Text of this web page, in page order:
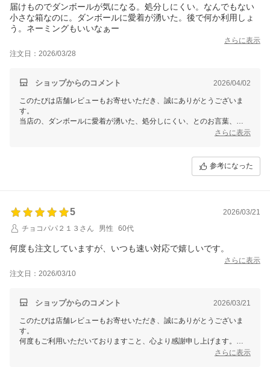
副店長 さちこ
届けものでダンボールが気になる。処分しにくい。なんでもない
小さな箱なのに。ダンボールに愛着が湧いた。後で何か利用しょ
う。ネーミングもいいなぁー
さらに表示
注文日：2026/03/28
ショップからのコメント 2026/04/02
このたびは店舗レビューもお寄せいただき、誠にありがとうございま
す。
当店の、ダンボールに愛着が湧いた、処分しにくい、とのお言葉、
ネーミング、長く繋がり そばにいる！そば研」の想いが届きましたこ
いです。
ありがとうございます。
副店長 さちこ
さらに表示
参考になった
5
2026/03/21
チョコパパ２１３さん
男性 60代
何度も注文していますが、いつも速い対応で嬉しいです。
さらに表示
注文日：2026/03/10
ショップからのコメント 2026/03/21
このたびは店舗レビューもお寄せいただき、誠にありがとうございま
す。
何度もご利用いただいておりますこと、心より感謝申し上げます。
いつも速い対応と感じていただけていること、大変にありがたいお言
さらに表示